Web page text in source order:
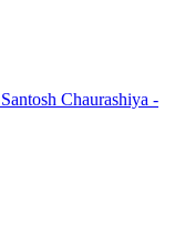
Chaurashiya -